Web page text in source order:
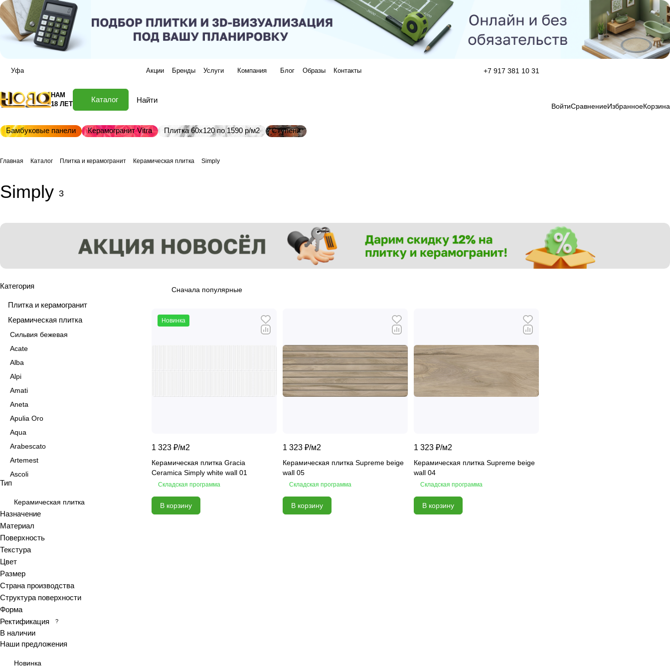
Уфа Акции Бренды Услуги Компания Блог Образы Контакты +7 917 381 10 31
НАМ
18 ЛЕТ
Каталог
ВойтиСравнениеИзбранноеКорзина
Бамбуковые панели Керамогранит Vitra Плитка 60х120 по 1590 р/м2 Ступени
Главная Каталог Плитка и керамогранит Керамическая плитка Simply
Simply 3
Сначала популярные
Новинка
1 323 ₽/м2
Керамическая плитка Gracia
Сeramica Simply white wall 01
Складская программа
В корзину
1 323 ₽/м2
Керамическая плитка Supreme beige
wall 05
Складская программа
В корзину
1 323 ₽/м2
Керамическая плитка Supreme beige
wall 04
Складская программа
В корзину
Категория
Плитка и керамогранит
Керамическая плитка
Сильвия бежевая
Acate
Alba
Alpi
Amati
Aneta
Apulia Oro
Aqua
Arabescato
Artemest
Ascoli
Aspen
Astrid
Atlas
Azolla
Bianca
Bricks
Brooklyn
Calacatta
Calacatta Fantasy
Calacatta Gold
Calacatta Grey
Тип
Керамическая плитка
Назначение
Материал
Поверхность
Текстура
Цвет
Размер
Страна производства
Структура поверхности
Форма
Ректификация
?
В наличии
Наши предложения
Новинка